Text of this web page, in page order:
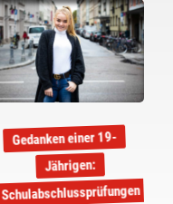
Gedanken einer 19-
Jährigen:
Schulabschlussprüfungen